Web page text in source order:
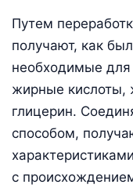
Путем
получают, как
необходимые
жирные кислоты,
глицерин.
способом,
с